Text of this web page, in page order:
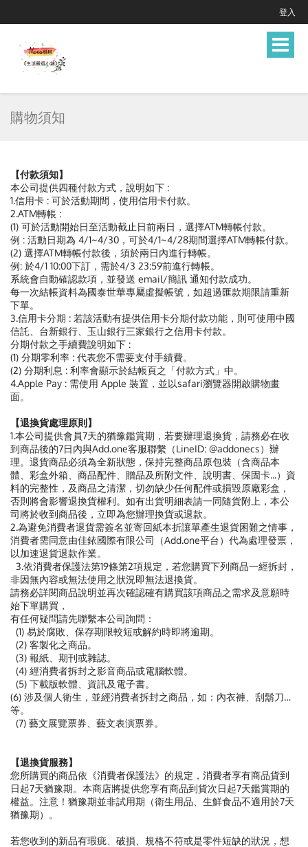
登入
Toggle
購物須知
【付款須知】
本公司提供四種付款方式，說明如下 :
1.信用卡 : 可於活動期間，使用信用卡付款。
2.ATM轉帳 :
(1) 可於活動開始日至活動截止日前兩日，選擇ATM轉帳付款。
例 : 活動日期為 4/1~4/30，可於4/1~4/28期間選擇ATM轉帳付款。
(2) 選擇ATM轉帳付款後，須於兩日內進行轉帳。
例: 於4/1 10:00下訂，需於4/3 23:59前進行轉帳。
系統會自動確認款項，並發送 email/簡訊 通知付款成功。
每一次結帳資料為國泰世華專屬虛擬帳號，如超過匯款期限請重新
下單。
3.信用卡分期 : 若該活動有提供信用卡分期付款功能，則可使用中國
信託、台新銀行、玉山銀行三家銀行之信用卡付款。
分期付款之手續費說明如下 :
(1) 分期零利率 : 代表您不需要支付手績費。
(2) 分期利息 : 利率會顯示於結帳頁之「付款方式」中。
4.Apple Pay : 需使用 Apple 裝置，並以safari瀏覽器開啟購物畫
面。
【退換貨處理原則】
1.本公司提供會員7天的猶豫鑑賞期，若要辦理退換貨，請務必在收
到商品後的7日內與Add.one客服聯繫（LineID: @addonecs）辦
理。退貨商品必須為全新狀態，保持完整商品原包裝（含商品本
體、彩盒外箱、商品配件、贈品及所附文件、說明書、保固卡...）資
料的完整性，及商品之清潔，切勿缺少任何配件或損毀原廠彩盒，
否則將會影響退換貨權利。如有出貨明細表請一同隨貨附上，本公
司將於收到商品後，立即為您辦理換貨或退款。
2.為避免消費者退貨需簽名並寄回紙本折讓單產生退貨困難之情事，
消費者需同意由佳銥國際有限公司（Add.one平台）代為處理發票，
以加速退貨退款作業。
3.依消費者保護法第19條第2項規定，若您購買下列商品一經拆封，
非因無內容或無法使用之狀況即無法退換貨。
請務必詳閱商品說明並再次確認確有購買該項商品之需求及意願時
始下單購買，
有任何疑問請先聯繫本公司詢問：
(1) 易於腐敗、保存期限較短或解約時即將逾期。
(2) 客製化之商品。
(3) 報紙、期刊或雜誌。
(4) 經消費者拆封之影音商品或電腦軟體。
(5) 下載版軟體、資訊及電子書。
(6) 涉及個人衛生，並經消費者拆封之商品，如：內衣褲、刮鬍刀…
等。
(7) 藝文展覽票券、藝文表演票券。
【退換貨服務】
您所購買的商品依《消費者保護法》的規定，消費者享有商品貨到
日起7天猶豫期。本商店將提供您享有商品到貨次日起7天鑑賞期的
權益。注意！猶豫期並非試用期（衛生用品、生鮮食品不適用於7天
猶豫期）。
若您收到的新品有瑕疵、破損、規格不符或是零件短缺的狀況，想